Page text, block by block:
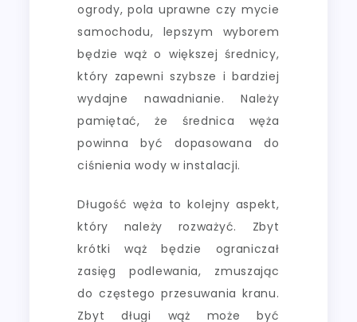
ogrody, pola uprawne czy mycie
samochodu, lepszym wyborem
będzie wąż o większej średnicy,
który zapewni szybsze i bardziej
wydajne nawadnianie. Należy
pamiętać, że średnica węża
powinna być dopasowana do
ciśnienia wody w instalacji.
Długość węża to kolejny aspekt,
który należy rozważyć. Zbyt
krótki wąż będzie ograniczał
zasięg podlewania, zmuszając
do częstego przesuwania kranu.
Zbyt długi wąż może być